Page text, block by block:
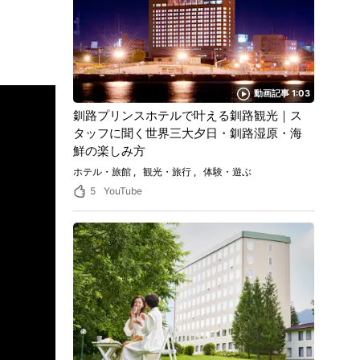
動画記事 1:03
釧路プリンスホテルで叶える釧路観光｜ス
タッフに聞く世界三大夕日・釧路湿原・海
鮮の楽しみ方
ホテル・旅館 観光・旅行
体験・遊ぶ
5
YouTube